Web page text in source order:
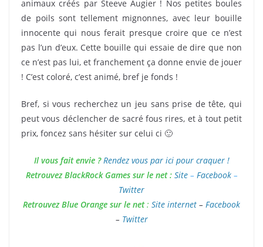
animaux créés par Steeve Augier ! Nos petites boules
de poils sont tellement mignonnes, avec leur bouille
innocente qui nous ferait presque croire que ce n’est
pas l’un d’eux. Cette bouille qui essaie de dire que non
ce n’est pas lui, et franchement ça donne envie de jouer
! C’est coloré, c’est animé, bref je fonds !
Bref, si vous recherchez un jeu sans prise de tête, qui
peut vous déclencher de sacré fous rires, et à tout petit
prix, foncez sans hésiter sur celui ci 🙂
Il vous fait envie ? Rendez vous par ici pour craquer !
Retrouvez BlackRock Games sur le net : Site– Facebook–
Twitter
Retrouvez Blue Orange sur le net: Site internet – Facebook
– Twitter